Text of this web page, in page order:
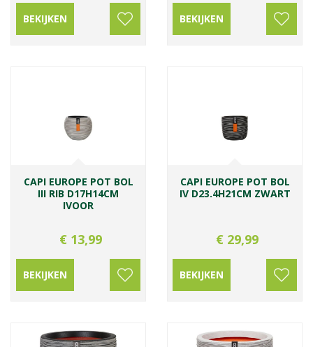
BEKIJKEN BEKIJKEN
CAPI EUROPE POT BOL
III RIB D17H14CM
IVOOR
€ 13,99
BEKIJKEN
CAPI EUROPE POT BOL
IV D23.4H21CM ZWART
€ 29,99
BEKIJKEN